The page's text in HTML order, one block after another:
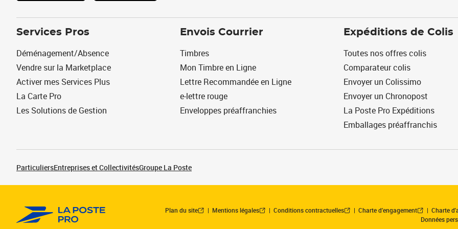
Services Pros
Déménagement/Absence
Vendre sur la Marketplace
Activer mes Services Plus
La Carte Pro
Les Solutions de Gestion
Envois Courrier
Timbres
Mon Timbre en Ligne
Lettre Recommandée en Ligne
e-lettre rouge
Enveloppes préaffranchies
Expéditions de Colis
Toutes nos offres colis
Comparateur colis
Envoyer un Colissimo
Envoyer un Chronopost
La Poste Pro Expéditions
Emballages préaffranchis
ParticuliersEntreprises et CollectivitésGroupe La Poste
Plan du site Mentions légales Conditions contractuelles Charte d’engagement Charte
Données